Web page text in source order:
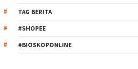
TAG BERITA
#SHOPEE
#BIOSKOPONLINE